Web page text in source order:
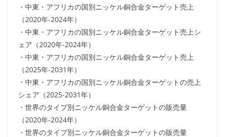
・中東・アフリカの国別ニッケル銅合金ターゲット売上
（2020年-2024年）
・中東・アフリカの国別ニッケル銅合金ターゲット売上シ
ェア（2020年-2024年）
・中東・アフリカの国別ニッケル銅合金ターゲット売上
（2025年-2031年）
・中東・アフリカの国別ニッケル銅合金ターゲットの売上
シェア（2025-2031年）
・世界のタイプ別ニッケル銅合金ターゲットの販売量
（2020年-2024年）
・世界のタイプ別ニッケル銅合金ターゲットの販売量